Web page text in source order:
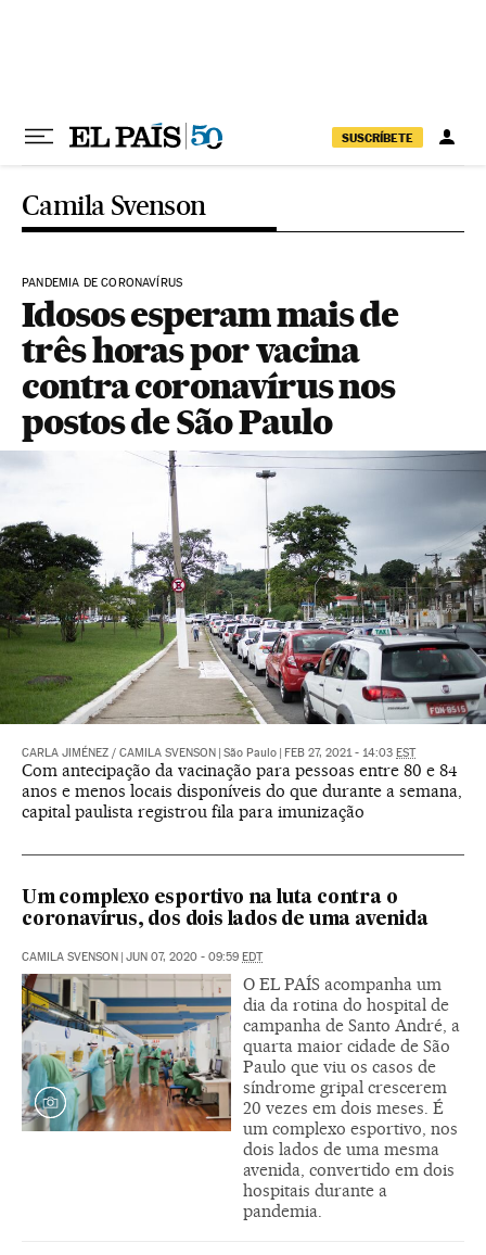
SUSCRÍBETE
Camila Svenson
PANDEMIA DE CORONAVÍRUS
Idosos esperam mais de
três horas por vacina
contra coronavírus nos
postos de São Paulo
CARLA JIMÉNEZ / CAMILA SVENSON São Paulo FEB 27, 2021 - 14:03 EST
Com antecipação da vacinação para pessoas entre 80 e 84
anos e menos locais disponíveis do que durante a semana,
capital paulista registrou fila para imunização
Um complexo esportivo na luta contra o
coronavírus, dos dois lados de uma avenida
CAMILA SVENSON JUN 07, 2020 - 09:59 EDT
O EL PAÍS acompanha um
dia da rotina do hospital de
campanha de Santo André, a
quarta maior cidade de São
Paulo que viu os casos de
síndrome gripal crescerem
20 vezes em dois meses. É
um complexo esportivo, nos
dois lados de uma mesma
avenida, convertido em dois
hospitais durante a
pandemia.